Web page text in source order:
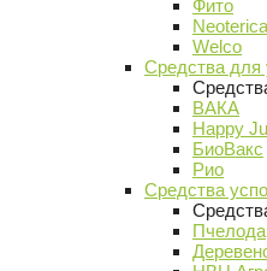
Фито
Neoterica
Welco
Средства для
ВАКА
Happy
БиоВакс
Рио
Средства